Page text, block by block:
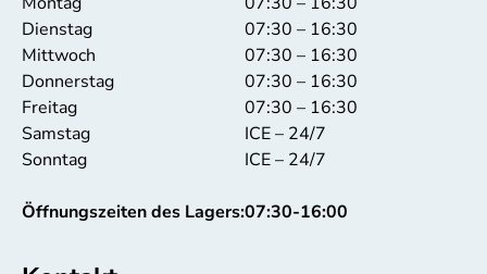
Dienstag
Mittwoch
Donnerstag
Freitag
Samstag
Sonntag
Öffnungszeiten des Lagers:
07:30 – 16:30
07:30 – 16:30
07:30 – 16:30
07:30 – 16:30
ICE – 24/7
ICE – 24/7
07:30-16:00